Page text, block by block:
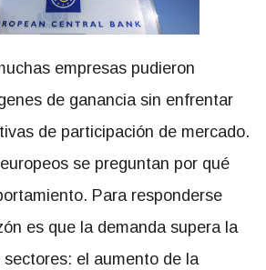
empresas pudieron
de ganancia sin enfrentar
de participación de mercado.
se preguntan por qué
Para responderse
es que la demanda supera la
el aumento de la